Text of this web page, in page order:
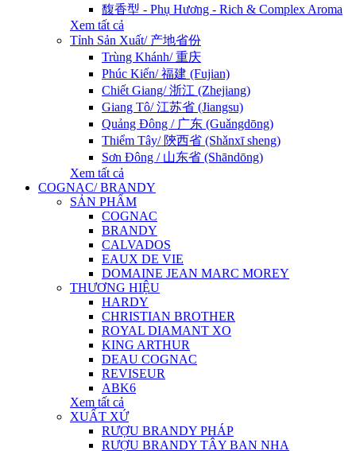
馥香型 - Phụ Hương - Rich & Complex Aroma
Xem tất cả
Tỉnh Sản Xuất/ 产地省份
Trùng Khánh/ 重庆
Phúc Kiến/ 福建 (Fujian)
Chiết Giang/ 浙江 (Zhejiang)
Giang Tô/ 江苏省 (Jiangsu)
Quảng Đông / 广东 (Guǎngdōng)
Thiểm Tây/ 陝西省 (Shǎnxī sheng)
Sơn Đông / 山东省 (Shāndōng)
Xem tất cả
COGNAC/ BRANDY
SẢN PHẨM
COGNAC
BRANDY
CALVADOS
EAUX DE VIE
DOMAINE JEAN MARC MOREY
THƯƠNG HIỆU
HARDY
CHRISTIAN BROTHER
ROYAL DIAMANT XO
KING ARTHUR
DEAU COGNAC
REVISEUR
ABK6
Xem tất cả
XUẤT XỨ
RƯỢU BRANDY PHÁP
RƯỢU BRANDY TÂY BAN NHA